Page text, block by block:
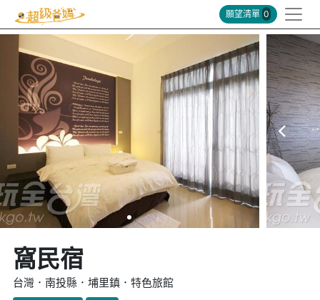
願望清單 0
窩民宿
台灣．南投縣．埔里鎮．特色旅館